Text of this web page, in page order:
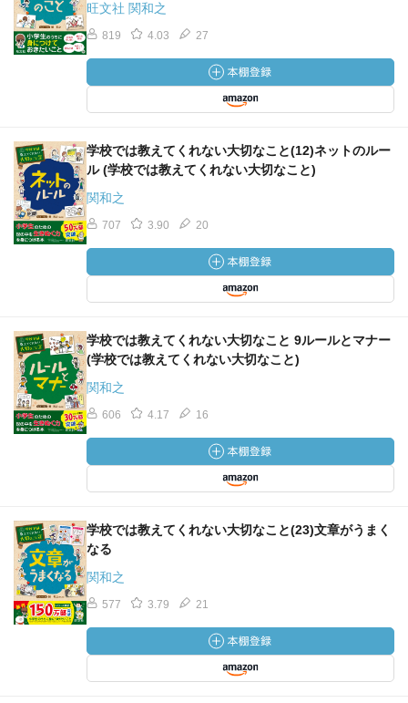
旺文社 関和之
819 4.03 27
学校では教えてくれない大切なこと(12)ネットのルー
ル (学校では教えてくれない大切なこと)
関和之
707 3.90 20
学校では教えてくれない大切なこと 9ルールとマナー
(学校では教えてくれない大切なこと)
関和之
606 4.17 16
学校では教えてくれない大切なこと(23)文章がうまく
なる
関和之
577 3.79 21